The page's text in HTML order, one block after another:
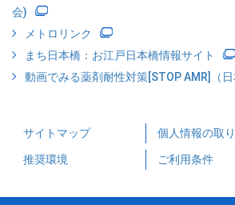
会)
メトロリンク
まち日本橋：お江戸日本橋情報サイト
動画でみる薬剤耐性対策[STOP AMR]（日
サイトマップ 個人情報の取
推奨環境 ご利用条件